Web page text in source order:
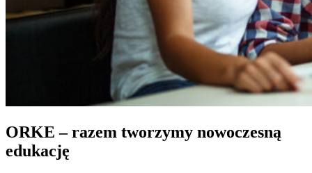
ORKE – razem tworzymy nowoczesną
edukację